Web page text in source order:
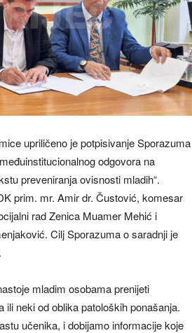
upriličeno je potpisivanje Sporazuma
odgovora na
preveniranja ovisnosti mladih“.
prim. mr. Amir dr. Čustović, komesar
rad Zenica Muamer Mehić i
Cilj Sporazuma o saradnji je
mladim osobama prenijeti
neki od oblika patoloških ponašanja.
učenika, i dobijamo informacije koje